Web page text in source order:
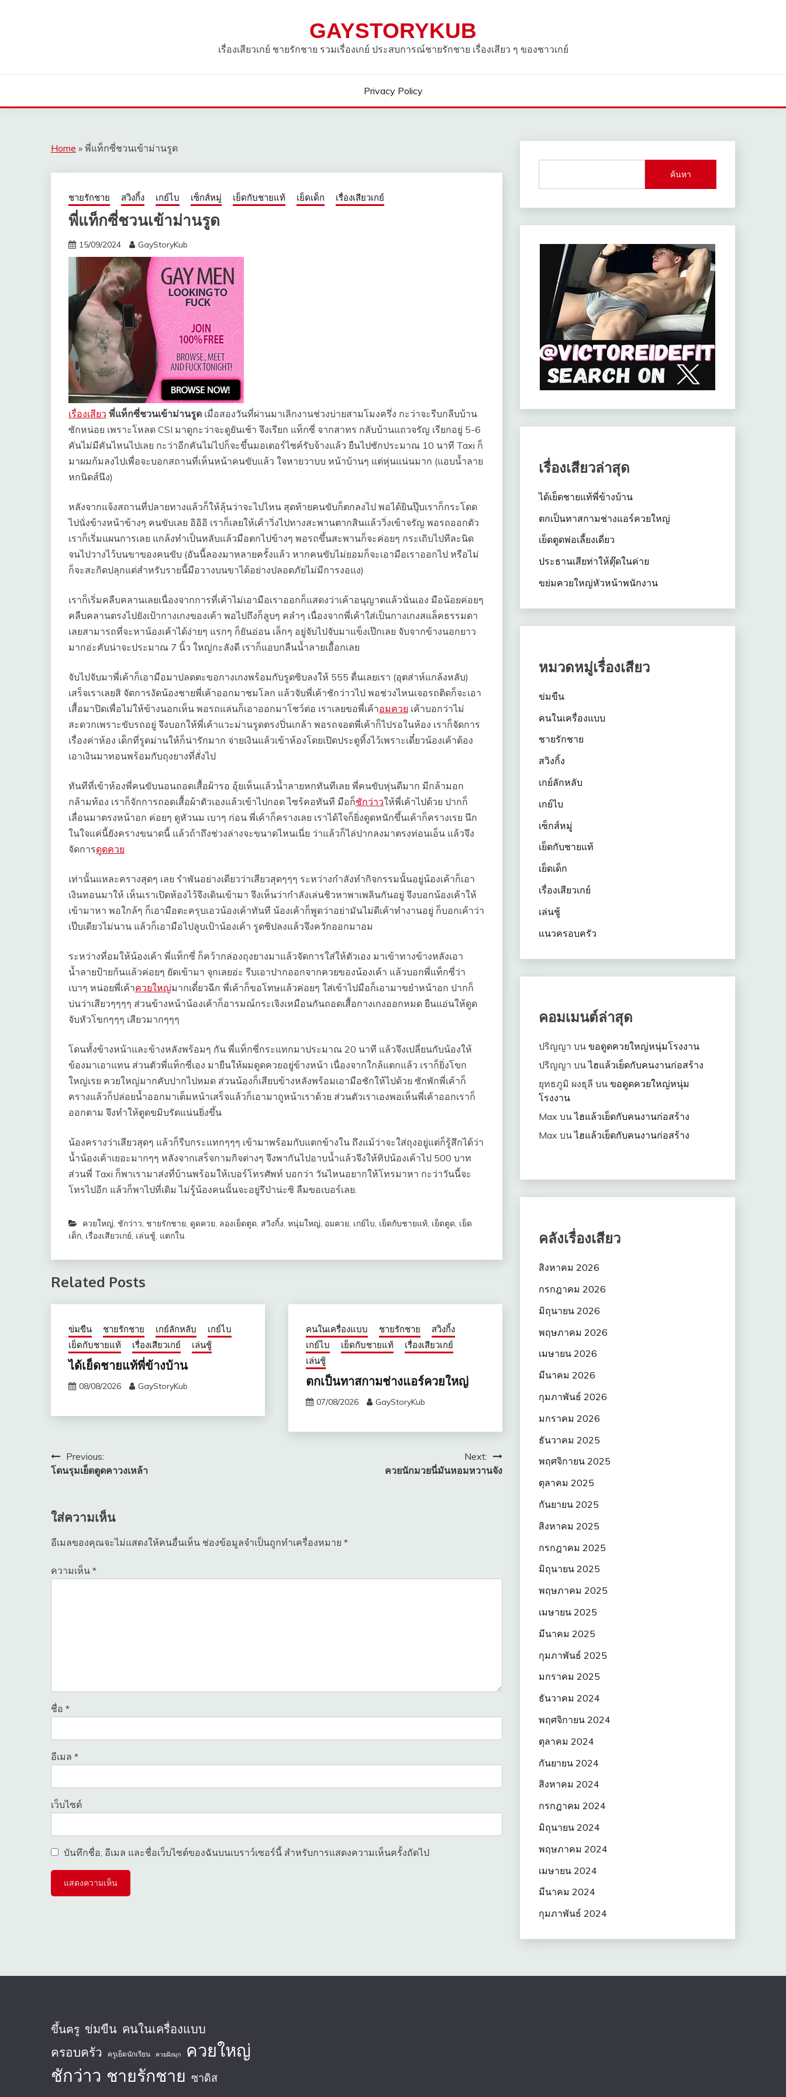
GAYSTORYKUB
เรื่องเสียวเกย์ ชายรักชาย รวมเรื่องเกย์ ประสบการณ์ชายรักชาย เรื่องเสียว ๆ ของชาวเกย์
Privacy Policy
Home » พี่แท็กซี่ชวนเข้าม่านรูด
ชายรักชาย สวิงกิ้ง เกย์ไบ เซ็กส์หมู่ เย็ดกับชายแท้ เย็ดเด็ก เรื่องเสียวเกย์
พี่แท็กซี่ชวนเข้าม่านรูด
15/09/2024 GayStoryKub
เรื่องเสียว พี่แท็กซี่ชวนเข้าม่านรูด เมื่อสองวันที่ผ่านมาเลิกงานช่วงบ่ายสามโมงครึ่ง กะว่าจะรีบกลีบบ้าน
ซักหน่อย เพราะโหลด CSI มาดูกะว่าจะดูยันเช้า จึงเรียก แท็กซี่ จากสาทร กลับบ้านแถวจรัญ เรียกอยู่ 5-6
คันไม่มีคันไหนไปเลย กะว่าอีกคันไม่ไปก็จะขึ้นมอเตอร์ไซค์รับจ้างแล้ว ยืนไปซักประมาณ 10 นาที Taxi ก็
มาผมก้มลงไปเพื่อจะบอกสถานที่เห็นหน้าคนขับแล้ว ใจหายวาบบ หน้าบ้านๆ แต่หุ่นแน่นมาก (แอบน้ำลาย
หกนิดส์นึง)
หลังจากแจ้งสถานที่ปลายทางแล้วก็ให้ลุ้นว่าจะไปไหน สุดท้ายคนขับก็ตกลงไป พอได้ยินปุ๊บเราก็กระโดด
ไปนั่งข้างหน้าข้างๆ คนขับเลย อิอิอิ เราก็เลยให้เค้าวิ่งไปทางสะพานตากสินแล้ววิ่งเข้าจรัญ พอรถออกตัว
เราก็เริ่มแผนการเลย แกล้งทำเป็นหลับแล้วมือตกไปข้างๆ พอรถขึ้นสะพานก็จะค่อยๆ กระเถิบไปทีละนิด
จนไปวางไว้บนขาของคนขับ (อันนี้ลองมาหลายครั้งแล้ว หากคนขับไม่ยอมก็จะเอามือเราออกไป หรือไม่
ก็จะสะกิดปลุกแต่สำหรับรายนี้มือวางบนขาได้อย่างปลอดภัยไม่มีการงอแง)
เราก็เริ่มคลืบคลานเลยเนื่องจากการที่เค้าไม่เอามือเราออกก็แสดงว่าเค้าอนุญาตแล้วนั่นเอง มือน้อยค่อยๆ
คลืบคลานตรงไปยังเป้ากางเกงของเค้า พอไปถึงก็ลูบๆ คลำๆ เนื่องจากพี่เค้าใส่เป็นกางเกงสแล็คธรรมดา
เลยสามารถที่จะหาน้องเค้าได้ง่ายๆ แรกๆ ก็ยันอ่อน เล็กๆ อยู่จับไปจับมาแข็งเป๊กเลย จับจากข้างนอกยาว
มากอ่ะคับน่าจะประมาณ 7 นิ้ว ใหญ่กะลังดี เราก็แอบกลืนน้ำลายเอื้อกเลย
จับไปจับมาพี่เค้าก็เอามือมาปลดตะขอกางเกงพร้อมกับรูดซิบลงให้ 555 ตื่นเลยเรา (อุตส่าห์แกล้งหลับ)
เสร็จเราเลยสิ จัดการงัดน้องชายพี่เค้าออกมาชมโลก แล้วจับพี่เค้าชักว่าวไป พอช่วงไหนเจอรถติดก็จะเอา
เสื้อมาปิดเพื่อไม่ให้ข้างนอกเห็น พอรถแล่นก็เอาออกมาโชว์ต่อ เราเลยขอพี่เค้าอมควย เค้าบอกว่าไม่
สะดวกเพราะขับรถอยู่ จึงบอกให้พี่เค้าแวะม่านรูดตรงปิ่นเกล้า พอรถจอดพี่เค้าก็ไปรอในห้อง เราก็จัดการ
เรื่องค่าห้อง เด็กที่รูดม่านให้ก็น่ารักมาก จ่ายเงินแล้วเข้าห้องโดยเปิดประตูทิ้งไว้เพราะเดี๋ยวน้องเค้าต้อง
เอาเงินมาทอนพร้อมกับถุงยางที่สั่งไป
ทันทีที่เข้าห้องพี่คนขับนอนถอดเสื้อผ้ารอ อุ้ยเห็นแล้วน้ำลายหกทันทีเลย พี่คนขับหุ่นดีมาก มีกล้ามอก
กล้ามท้อง เราก็จักการถอดเสื้อผ้าตัวเองแล้วเข้าไปกอด ไซร้คอทันที มือก็ชักว่าวให้พี่เค้าไปด้วย ปากก็
เลื่อนมาตรงหน้าอก ค่อยๆ ดูหัวนม เบาๆ ก่อน พี่เค้าก็ครางเลย เราได้ใจก็ยิ่งดูดหนักขึ้นเค้าก็ครางเรย นึก
ในใจแค่นี้ยังครางขนาดนี้ แล้วถ้าถึงช่วงล่างจะขนาดไหนเนี่ย ว่าแล้วก็ไล่ปากลงมาตรงท่อนเอ็น แล้วจึง
จัดการดูดควย
เท่านั้นแหละครางสุดๆ เลย รำพันอย่างเดียวว่าเสียวสุดๆๆๆ ระหว่างกำลังทำกิจกรรมนั้นอยู่น้องเค้าก็เอา
เงินทอนมาให้ เห็นเราเปิดห้องไว้จึงเดินเข้ามา จึงเห็นว่ากำลังเล่นชิวหาพาเพลินกันอยู่ จึงบอกน้องเค้าให้
เข้ามาหา พอใกล้ๆ ก็เอามือตะครุบเอวน้องเค้าทันที น้องเค้าก็พูดว่าอย่ามันไม่ดีเค้าทำงานอยู่ ก็บอกเค้าว่า
เป๊บเดียวไม่นาน แล้วก็เอามือไปลูบเป้าน้องเค้า รูดซิปลงแล้วจึงควักออกมาอม
ระหว่างที่อมให้น้องเค้า พี่แท็กซี่ ก็คว้ากล่องถุงยางมาแล้วจัดการใส่ให้ตัวเอง มาเข้าทางข้างหลังเอา
น้ำลายป้ายก้นแล้วค่อยๆ ยัดเข้ามา จุกเลยอ่ะ รีบเอาปากออกจากควยของน้องเค้า แล้วบอกพี่แท็กซี่ว่า
เบาๆ หน่อยพี่เค้าควยใหญ่มากเดี๋ยวฉีก พี่เค้าก็ขอโทษแล้วค่อยๆ ใส่เข้าไปมือก็เอามาขยำหน้าอก ปากก็
บ่นว่าเสียวๆๆๆๆ ส่วนข้างหน้าน้องเค้าก็อารมณ์กระเจิงเหมือนกันถอดเสื้อกางเกงออกหมด ยืนแอ่นให้ดูด
จับหัวโขกๆๆๆ เสียวมากๆๆๆ
โดนทั้งข้างหน้าและข้างหลังพร้อมๆ กัน พี่แท็กซี่กระแทกมาประมาณ 20 นาที แล้วจึงเปลี่ยนกับน้องให้
ข้องมาเอาแทน ส่วนตัวพี่แท็กซี่เอง มายืนให้ผมดูดควยอยู่ข้างหน้า เนื่องจากใกล้แตกแล้ว เราก็ยิ่งโขก
ใหญ่เรย ควยใหญ่มากคับปากไปหมด ส่วนน้องก็เสียบข้างหลังพร้อมเอามือชักให้ไปด้วย ซักพักพี่เค้าก็
ครางแล้วก็ปล่อยน้ำออกมาเต็มหน้าเสร็จแล้วก็เอามาถูหน้าเราด้วย ส่วนตัวเราเองพอเห็นพี่เค้าออกเราก็
ออกตาม จึงทำให้ตูดขมิบรัดแน่นยิ่งขึ้น
น้องครางว่าเสียวสุดๆ แล้วก็รีบกระแทกๆๆๆ เข้ามาพร้อมกับแตกข้างใน ถึงแม้ว่าจะใส่ถุงอยู่แต่ก็รู้สึกได้ว่า
น้ำน้องเค้าเยอะมากๆๆ หลังจากเสร็จกามกิจต่างๆ จึงพากันไปอาบน้ำแล้วจึงให้ทิปน้องเค้าไป 500 บาท
ส่วนพี่ Taxi ก็พาเรามาส่งที่บ้านพร้อมให้เบอร์โทรศัพท์ บอกว่า วันไหนอยากให้โทรมาหา กะว่าวันนี้จะ
โทรไปอีก แล้วก็พาไปที่เดิม ไม่รู้น้องคนนั้นจะอยู่รึป่าน่ะซิ ลืมขอเบอร์เลย.
ควยใหญ่, ชักว่าว, ชายรักชาย, ดูดควย, ลองเย็ดตูด, สวิงกิ้ง, หนุ่มใหญ่, อมควย, เกย์ไบ, เย็ดกับชายแท้, เย็ดตูด, เย็ด
เด็ก, เรื่องเสียวเกย์, เล่นชู้, แตกใน
Related Posts
ข่มขืน ชายรักชาย เกย์ลักหลับ
เกย์ไบ
เย็ดกับชายแท้
เรื่องเสียวเกย์ เล่นชู้
ได้เย็ดชายแท้พี่ข้างบ้าน
08/08/2026 GayStoryKub
คนในเครื่องแบบ ชายรักชาย
สวิงกิ้ง
เกย์ไบ
เย็ดกับชายแท้
เรื่องเสียวเกย์
เล่นชู้
ตกเป็นทาสกามช่างแอร์ควยใหญ่
07/08/2026 GayStoryKub
แนะแนว
เรื่อง
Previous:
โดนรุมเย็ดตูดคาวงเหล้า
Next:
ควยนักมวยนี่มันหอมหวานจัง
ใส่ความเห็น
อีเมลของคุณจะไม่แสดงให้คนอื่นเห็น ช่องข้อมูลจำเป็นถูกทำเครื่องหมาย *
ความเห็น *
ชื่อ *
อีเมล *
เว็บไซต์
บันทึกชื่อ, อีเมล และชื่อเว็บไซต์ของฉันบนเบราว์เซอร์นี้ สำหรับการแสดงความเห็นครั้งถัดไป
ค้นหา
เรื่องเสียวล่าสุด
ได้เย็ดชายแท้พี่ข้างบ้าน
ตกเป็นทาสกามช่างแอร์ควยใหญ่
เย็ดตูดพ่อเลี้ยงเดี่ยว
ประธานเสียท่าให้ตุ๊ดในค่าย
ขย่มควยใหญ่หัวหน้าพนักงาน
หมวดหมู่เรื่องเสียว
ข่มขืน
คนในเครื่องแบบ
ชายรักชาย
สวิงกิ้ง
เกย์ลักหลับ
เกย์ไบ
เซ็กส์หมู่
เย็ดกับชายแท้
เย็ดเด็ก
เรื่องเสียวเกย์
เล่นชู้
แนวครอบครัว
คอมเมนต์ล่าสุด
ปริญญา บน ขอดูดควยใหญ่หนุ่มโรงงาน
ปริญญา บนไฮแล้วเย็ดกับคนงานก่อสร้าง
ยุทธภูมิ ผงธุลี บน ขอดูดควยใหญ่หนุ่ม
โรงงาน
Max บนไฮแล้วเย็ดกับคนงานก่อสร้าง
Max บนไฮแล้วเย็ดกับคนงานก่อสร้าง
คลังเรื่องเสียว
สิงหาคม 2026
กรกฎาคม 2026
มิถุนายน 2026
พฤษภาคม 2026
เมษายน 2026
มีนาคม 2026
กุมภาพันธ์ 2026
มกราคม 2026
ธันวาคม 2025
พฤศจิกายน 2025
ตุลาคม 2025
กันยายน 2025
สิงหาคม 2025
กรกฎาคม 2025
มิถุนายน 2025
พฤษภาคม 2025
เมษายน 2025
มีนาคม 2025
กุมภาพันธ์ 2025
มกราคม 2025
ธันวาคม 2024
พฤศจิกายน 2024
ตุลาคม 2024
กันยายน 2024
สิงหาคม 2024
กรกฎาคม 2024
มิถุนายน 2024
พฤษภาคม 2024
เมษายน 2024
มีนาคม 2024
กุมภาพันธ์ 2024
ขึ้นครู ข่มขืน คนในเครื่องแบบ
ครอบครัว ครูเย็ดนักเรียน ควยฝังมุก
ควยใหญ่
ชักว่าว ชายรักชาย ซาดิส